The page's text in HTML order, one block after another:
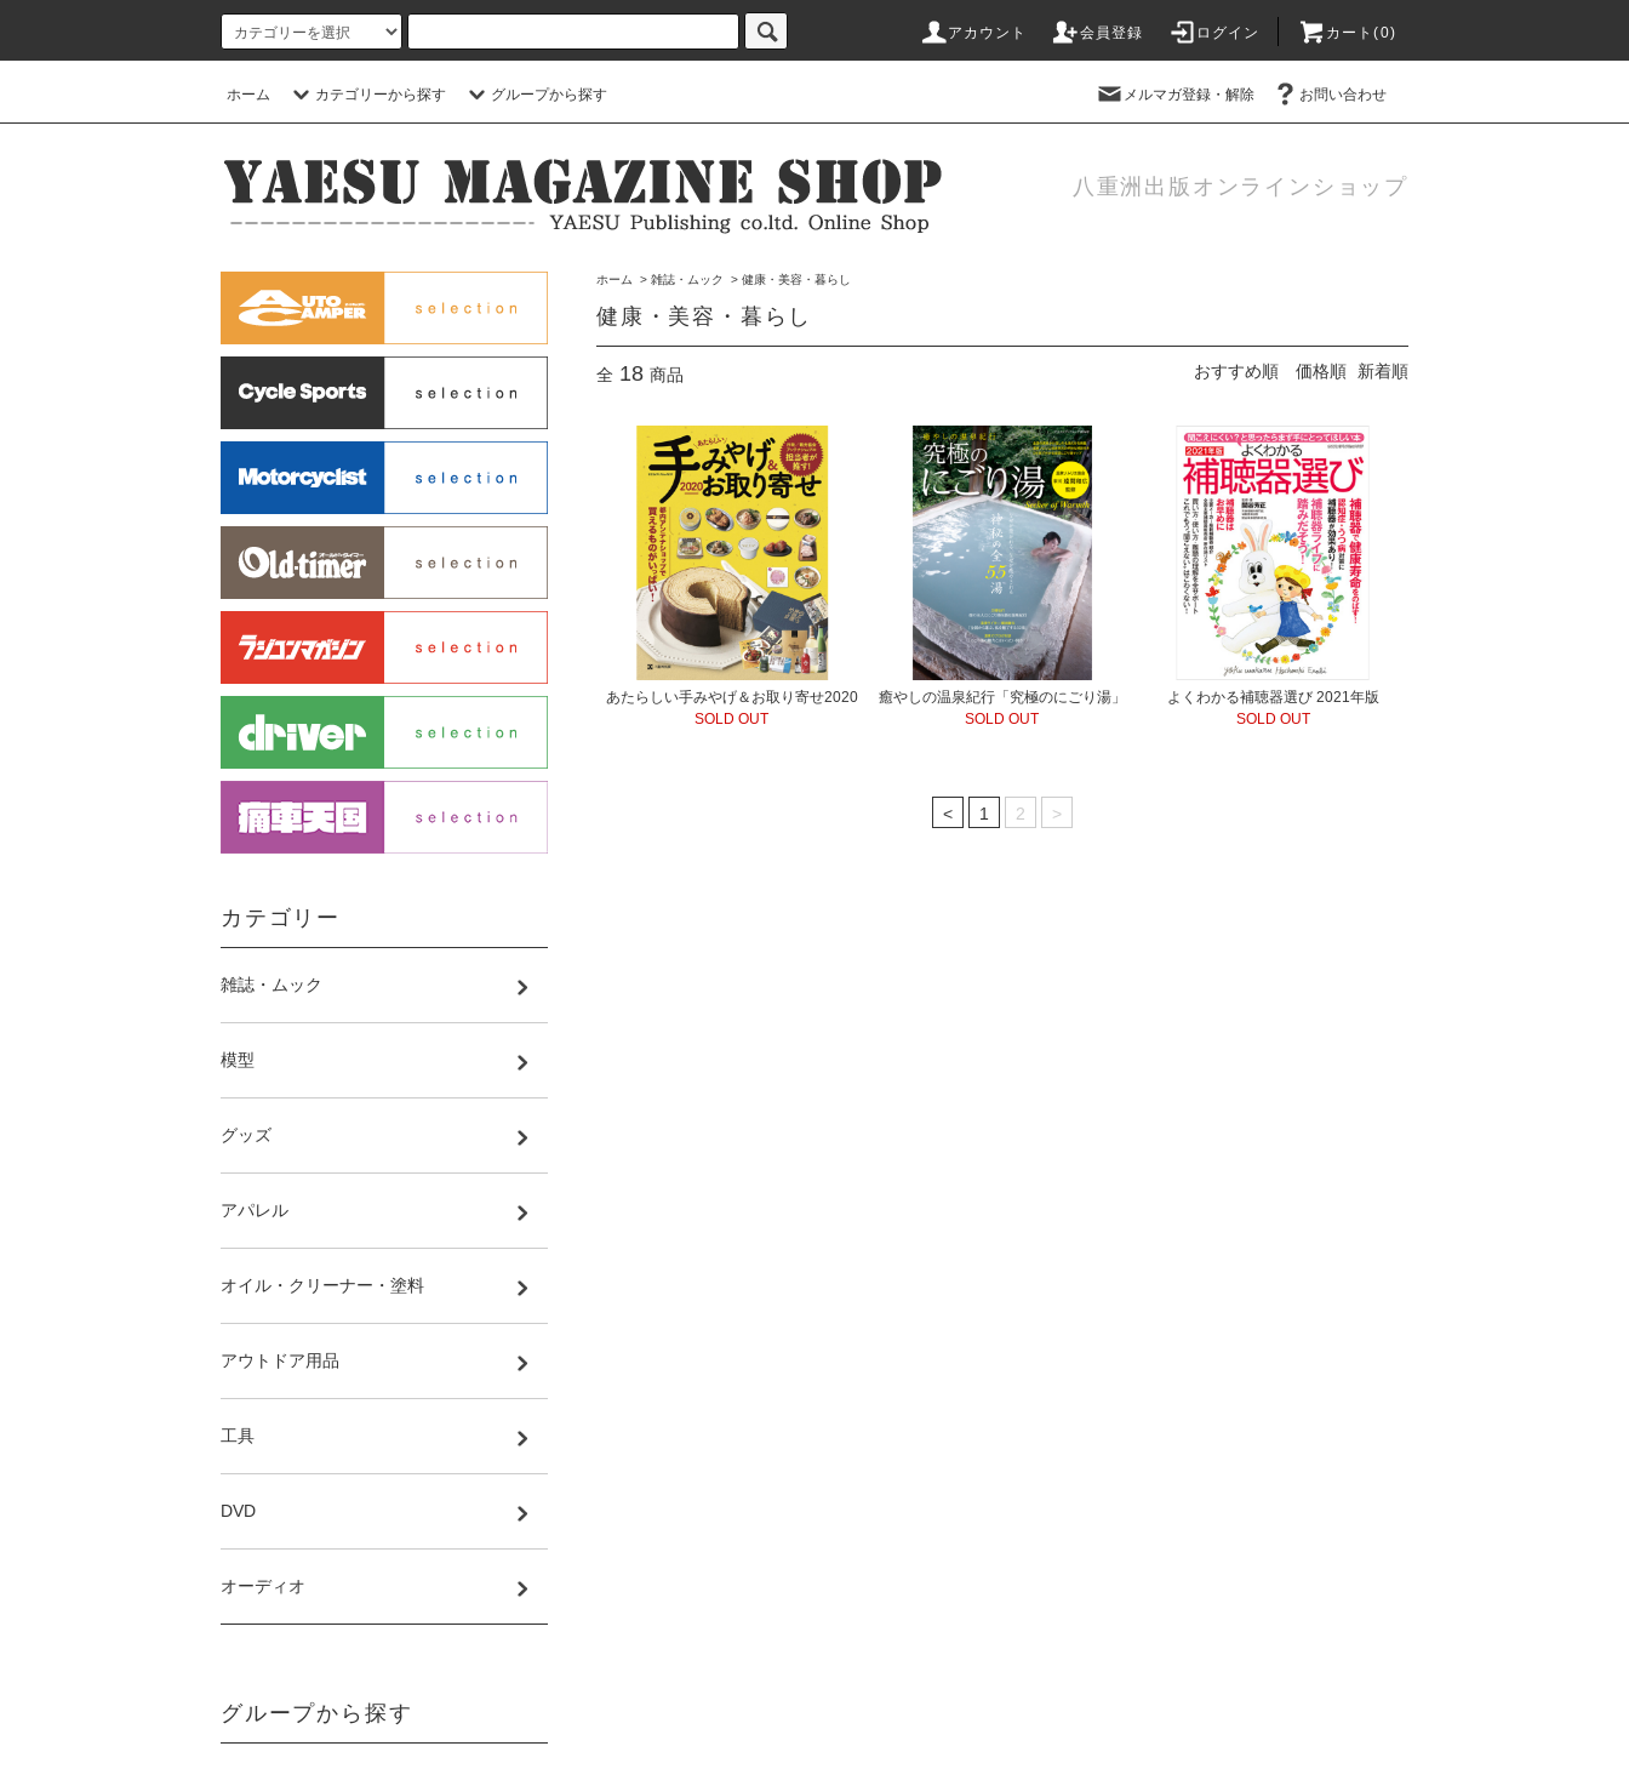
アカウント 会員登録 ログイン カート(0)
ホーム カテゴリーから探す グループから探す メルマガ登録・解除 お問い合わせ
八重洲出版オンラインショップ
ホーム > 雑誌・ムック > 健康・美容・暮らし
健康・美容・暮らし
全 18 商品 おすすめ順 価格順 新着順
あたらしい手みやげ＆お取り寄せ2020
SOLD OUT
癒やしの温泉紀行「究極のにごり湯」
SOLD OUT
よくわかる補聴器選び 2021年版
SOLD OUT
< 1 2 >
カテゴリー
雑誌・ムック
模型
グッズ
アパレル
オイル・クリーナー・塗料
アウトドア用品
工具
DVD
オーディオ
グループから探す